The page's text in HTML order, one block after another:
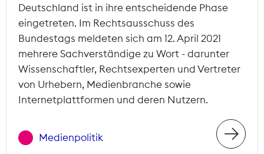
Deutschland ist in ihre entscheidende Phase
eingetreten. Im Rechtsausschuss des
Bundestags meldeten sich am 12. April 2021
mehrere Sachverständige zu Wort - darunter
Wissenschaftler, Rechtsexperten und Vertreter
von Urhebern, Medienbranche sowie
Internetplattformen und deren Nutzern.
Medienpolitik